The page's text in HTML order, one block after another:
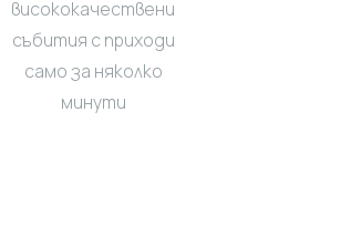
висококачествени
събития с приходи
само за няколко
минути